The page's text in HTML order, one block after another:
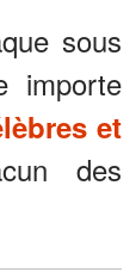
sous
importe
et
des